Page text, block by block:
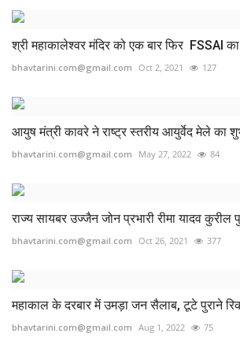
श्री महाकालेश्वर मंदिर को एक बार फिर FSSAI
bhavtarini.com@gmail.com Oct 2, 2021 127
आयुष मंत्री कावरे ने राष्ट्र स्तरीय आयुर्वेद मेले का
bhavtarini.com@gmail.com May 27, 2022 84
राज्य सायबर उज्जैन जोन प्रभारी रीमा यादव
bhavtarini.com@gmail.com Oct 26, 2021 377
महाकाल के दरबार में उमड़ा जन सैलाब, टूटे पुराने
bhavtarini.com@gmail.com Aug 1, 2022 75